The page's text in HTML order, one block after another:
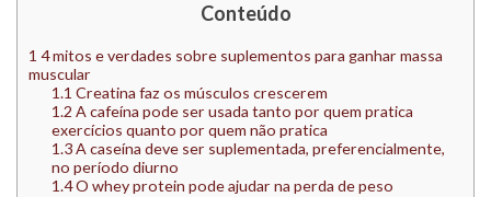
Conteúdo
1 4 mitos e verdades sobre suplementos para ganhar massa
muscular
1.1 Creatina faz os músculos crescerem
1.2 A cafeína pode ser usada tanto por quem pratica
exercícios quanto por quem não pratica
1.3A caseína deve ser suplementada, preferencialmente,
no período diurno
1.4O whey protein pode ajudar na perda de peso